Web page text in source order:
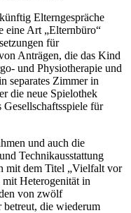
Elterngespräche
eine Art „Elternbüro“
für
Anträgen, die das Kind
und Physiotherapie und
separates Zimmer in
die neue Spielothek
für
und auch die
Technikausstattung
mit dem Titel „Vielfalt vor
Heterogenität in
von zwölf
betreut, die wiederum